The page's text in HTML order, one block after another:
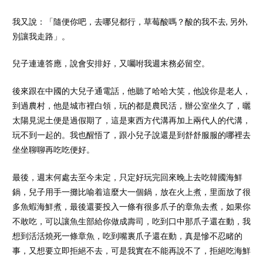
我又說：「隨便你吧，去哪兒都行，草莓酸嗎？酸的我不去, 另外,
別讓我走路」。
兒子連連答應，說會安排好，又囑咐我週末務必留空。
後來跟在中國的大兒子通電話，他聽了哈哈大笑，他說你是老人，
到過農村，他是城市裡白領，玩的都是農民活，辦公室坐久了，曬
太陽見泥土便是過假期了，這是東西方代溝再加上兩代人的代溝，
玩不到一起的。我也醒悟了，跟小兒子說還是到舒舒服服的哪裡去
坐坐聊聊再吃吃便好。
最後，週末何處去至今未定，只定好玩完回來晚上去吃韓國海鮮
鍋，兒子用手一攤比喻着這麼大一個鍋，放在火上煮，里面放了很
多魚蝦海鮮煮，最後還要投入一條有很多爪子的章魚去煮，如果你
不敢吃，可以讓魚生部給你做成壽司，吃到口中那爪子還在動，我
想到活活燒死一條章魚，吃到嘴裏爪子還在動，真是慘不忍睹的
事，又想要立即拒絕不去，可是我實在不能再說不了，拒絕吃海鮮